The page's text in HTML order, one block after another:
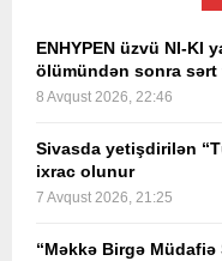
ENHYPEN üzvü NI-KI
ölümündən sonra
8 Avqust 2026, 22:46
Sivasda yetişdirilən
ixrac olunur
7 Avqust 2026, 21:25
“Məkkə Birgə Müdafiə